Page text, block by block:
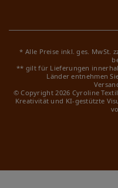
* Alle Preise inkl. ges. MwSt.
** gilt für Lieferungen
Länder entnehmen
© Copyright 2026 Cyroline
Kreativität und KI-gestützte